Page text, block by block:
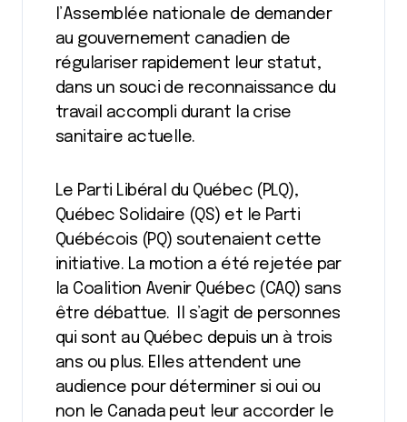
l’Assemblée nationale de demander
au gouvernement canadien de
régulariser rapidement leur statut,
dans un souci de reconnaissance du
travail accompli durant la crise
sanitaire actuelle.
Le Parti Libéral du Québec (PLQ),
Québec Solidaire (QS) et le Parti
Québécois (PQ) soutenaient cette
initiative. La motion a été rejetée par
la Coalition Avenir Québec (CAQ) sans
être débattue. Il s’agit de personnes
qui sont au Québec depuis un à trois
ans ou plus. Elles attendent une
audience pour déterminer si oui ou
non le Canada peut leur accorder le